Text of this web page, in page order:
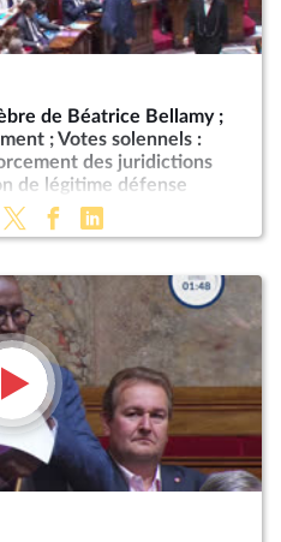
de Béatrice Bellamy ;
; Votes solennels :
des juridictions
de légitime défense